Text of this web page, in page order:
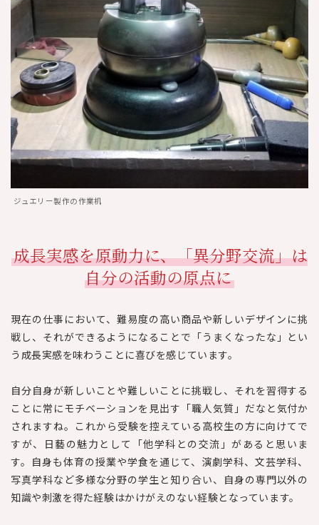
ジュエリー製作の作業机
成長実感を原動力に、「異分野交流」は
自分の活動の原点に
現在の仕事において、難易度の高い商品や新しいデザインに挑
戦し、それができるようになることで「うまくなったな」とい
う成長実感を味わうことに喜びを感じています。
自分自身が新しいことや難しいことに挑戦し、それを習得する
ことに常にモチベーションを見出す「職人気質」だなと気付か
されますね。これから受験を控えている高校生の方に向けてで
すが、日藝の魅力として「他学科との交流」があると思いま
す。自身も体育の授業や学食を通じて、演劇学科、文芸学科、
写真学科など多様な分野の学生と知り合い、自身の専門以外の
知識や刺激を得た経験はかけがえのない経験となっています。